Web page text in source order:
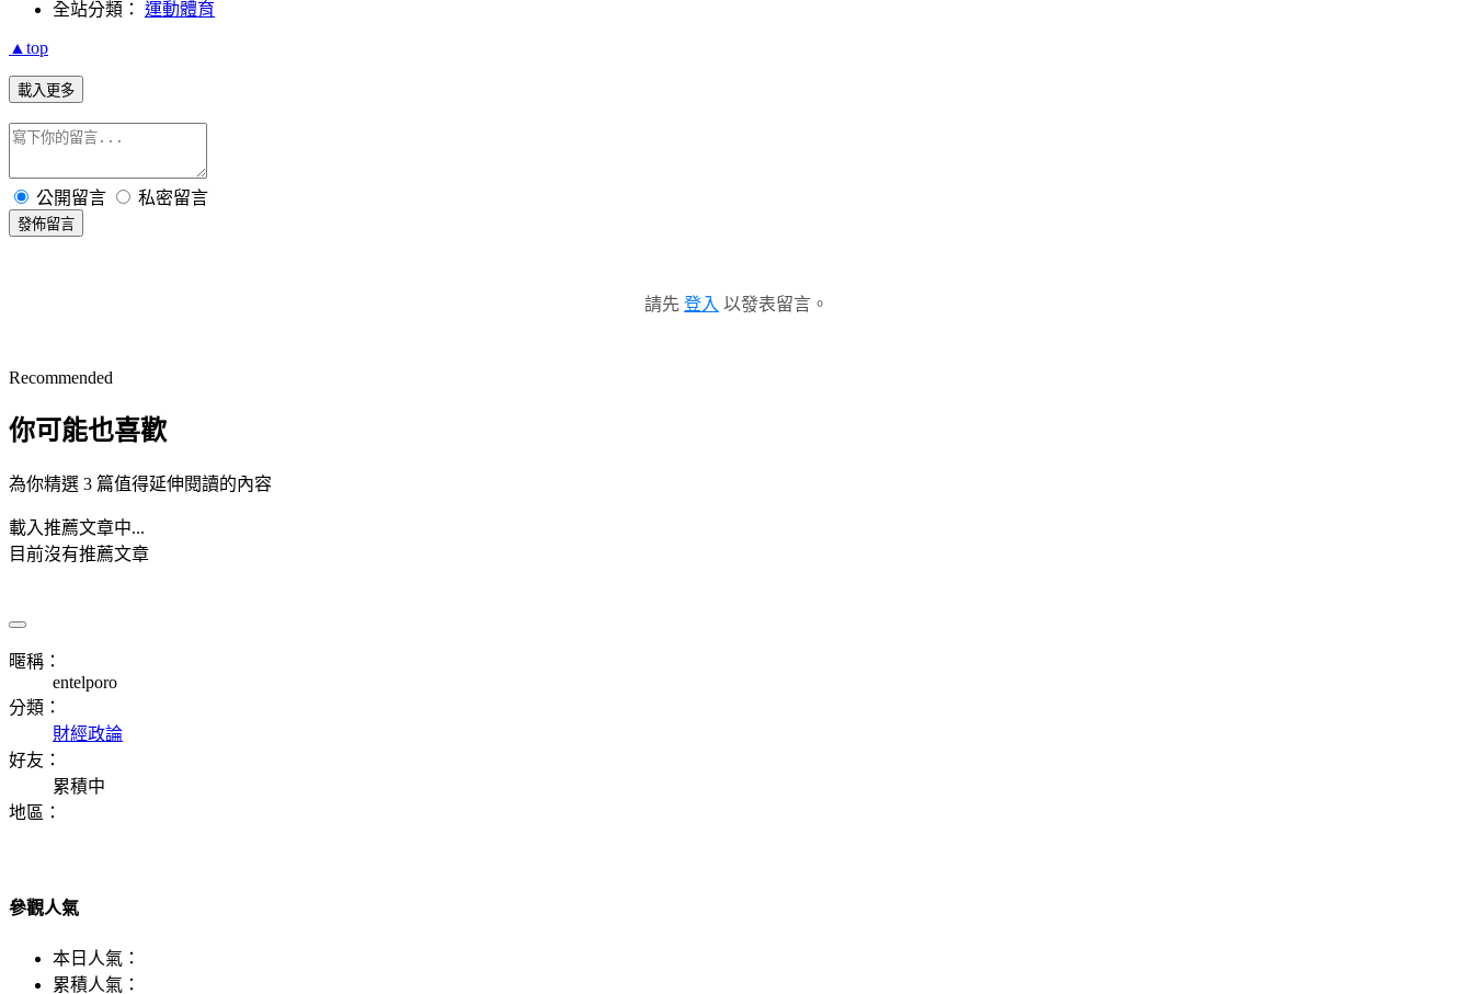
全站分類： 運動體育
▲top
載入更多
公開留言 私密留言
發佈留言
請先 登入 以發表留言。
Recommended
你可能也喜歡
為你精選 3 篇值得延伸閱讀的內容
載入推薦文章中...
目前沒有推薦文章
暱稱：
entelporo
分類：
財經政論
好友：
累積中
地區：
參觀人氣
本日人氣：
累積人氣：